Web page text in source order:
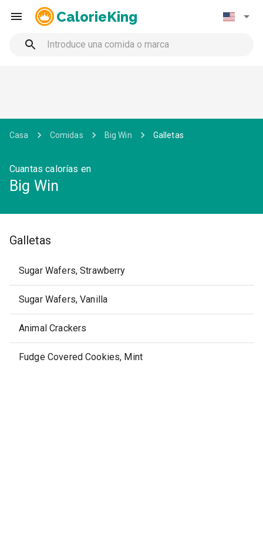
CalorieKing
Casa Comidas Big Win Galletas
Cuantas calorías en
Big Win
Galletas
Sugar Wafers, Strawberry
Sugar Wafers, Vanilla
Animal Crackers
Fudge Covered Cookies, Mint